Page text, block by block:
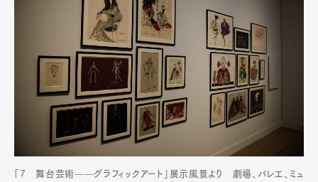
「7 舞台芸術——グラフィックアート」展示風景より 劇場、バレエ、ミュ